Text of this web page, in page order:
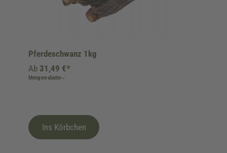
Pferdeschwanz 1kg
Ab 31,49 €*
Mengenrabatte
Ins Körbchen